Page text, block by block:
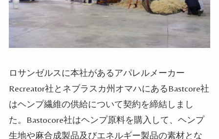
ロサンゼルスに本社があるアパレルメーカー
Recreator社とネブラスカ州オマハにあるBastcore社
はヘンプ繊維の供給について契約を締結し まし
た。Bastocore社はヘンプ原料を購入して、 ヘンプ
生地や麻合成製品及びエネルギー製品の素材とな